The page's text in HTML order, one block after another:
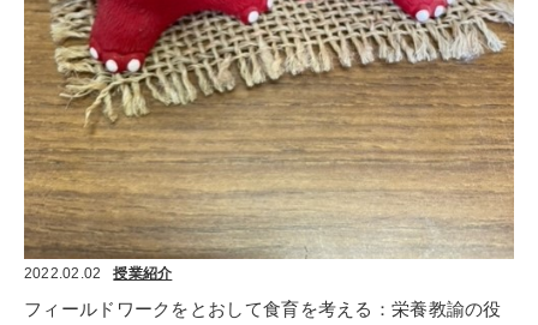
2022.02.02 授業紹介
フィールドワークをとおして食育を考える：栄養教諭の役